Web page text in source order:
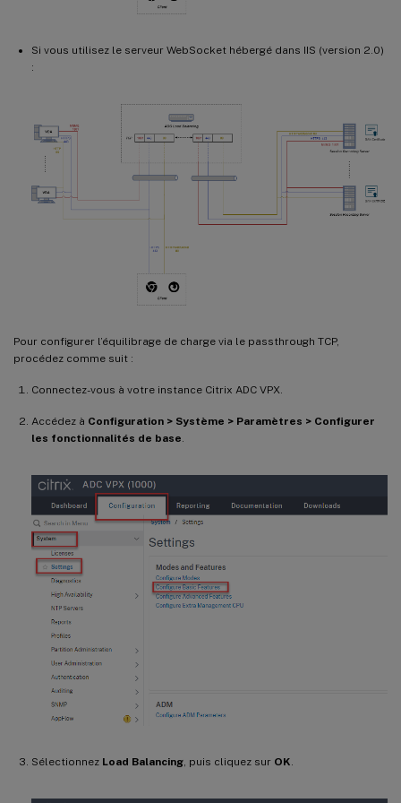
Si vous utilisez le serveur WebSocket hébergé dans IIS (version 2.0)
:
Pour configurer l’équilibrage de charge via le passthrough TCP,
procédez comme suit :
Connectez-vous à votre instance Citrix ADC VPX.
Accédez à Configuration > Système > Paramètres > Configurer
les fonctionnalités de base
Sélectionnez Load Balancing, puis cliquez sur OK.